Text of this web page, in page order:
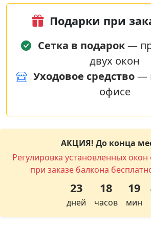
Подарки при
Сетка в подарок—
двух окон
Уходовое средство—
офисе
АКЦИЯ! До конца
Регулировка установленных
при заказе балкона
23
дней
18
часов
19
мин